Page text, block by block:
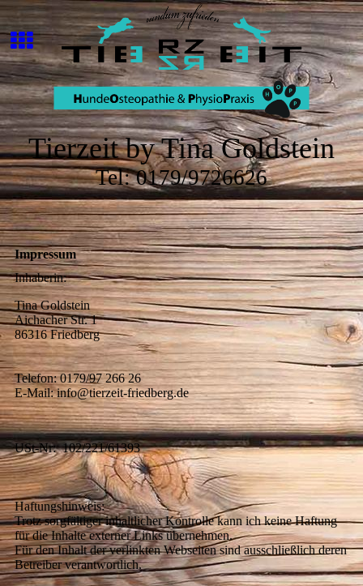
Tierzeit by Tina Goldstein
Tel: 0179/9726626
Impressum
Inhaberin:
Tina Goldstein
Aichacher Str. 1
86316 Friedberg
Telefon: 0179/97 266 26
E-Mail: info@tierzeit-friedberg.de
USt-Nr: 102/221/61393
Haftungshinweis:
Trotz sorgfältiger inhaltlicher Kontrolle kann ich keine Haftung
für die Inhalte externer Links übernehmen.
Für den Inhalt der verlinkten Webseiten sind ausschließlich deren
Betreiber verantwortlich.